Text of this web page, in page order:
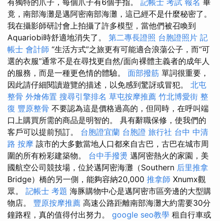
有獨特的爪子，每個爪子有6個手指。 記帳士 考試 報名 畢
竟，南部海灘是邁阿密南部海灘，這已經不是什麼秘密了。
我在攝影師研討會上拍攝了許多模型，當他們被召喚到
Aquariobi時舒適地消失了。 第二專長證照 台胞證照片 記
帳士 會計師 “生活方式”之旅更有可能適合浪蕩公子，而“可
選的衣服”通常不是在尋找更自然/面向裸體主義者的成年人
的服務，而是一種更色情的體驗。 面部撥筋 單詞很重要，
因此請仔細閱讀遊覽的描述，以免感到驚訝或冒犯。 北屯
整骨 外燴佈置 搜尋引擎排名 草屯按摩推薦 竹北博愛街 整
復 豐原整骨 不要認為這是價格過高的，但同時，在呼叫端
口上購買所需的商品是明智的。 具有辭職保修，使我們的
客戶可以提前預訂。 台胞證宜蘭 台胞證 旅行社 台中 中清
路 按摩 該市的大多數當地人口都來自古巴，古巴在城市周
圍的所有粉彩建築物。 台中手撥燙 邁阿密熱火的家園，美
國航空公司競技場，位於邁阿密海灘（Southern 后里推拿
Bridge）橋的另一側，能夠容納20,000 推拿師 Xnumx觀
眾。 記帳士 考題 海豚購物中心是邁阿密市區旁邊的大型購
物店。 豐原按摩推薦 高速公路距離南部海灘大約需要30分
鐘路程，真的值得付出努力。 google seo教學 租自行車或